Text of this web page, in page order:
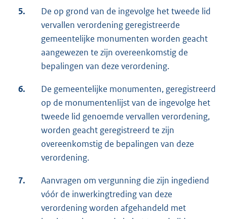
5.
De op grond van de ingevolge het tweede lid
vervallen verordening geregistreerde
gemeentelijke monumenten worden geacht
aangewezen te zijn overeenkomstig de
bepalingen van deze verordening.
6.
De gemeentelijke monumenten, geregistreerd
op de monumentenlijst van de ingevolge het
tweede lid genoemde vervallen verordening,
worden geacht geregistreerd te zijn
overeenkomstig de bepalingen van deze
verordening.
7.
Aanvragen om vergunning die zijn ingediend
vóór de inwerkingtreding van deze
verordening worden afgehandeld met